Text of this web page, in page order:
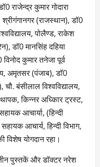
राजेन्द्र कुमार गोदारा
श्रीगंगानगर (राजस्थान), डॉ0
पोलैण्ड, राकेश
डॉ0 मानसिंह दहिया
कुमार तनेजा पूर्व
अमृतसर (पंजाब), डॉ0
चौ. बंसीलाल विश्वविद्यालय,
किन्नर अध्किार ट्रस्ट,
आचार्या, (हिन्दी
आचार्य, हिन्दी विभाग,
विशेष योगदान रहा।
पुस्तकें और डॉक्टर नरेश